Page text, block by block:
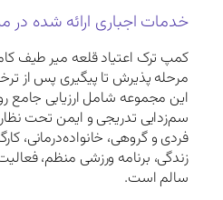
خدمات اجباری ارائه شده در
کمپ ترک اعتیاد قلعه میر طیف
مرحله پذیرش تا پیگیری پس از
این مجموعه شامل ارزیابی جامع
سم‌زدایی تدریجی و ایمن تحت
فردی و گروهی، خانواده‌درمانی،
زندگی، برنامه ورزشی منظم،
سالم است.